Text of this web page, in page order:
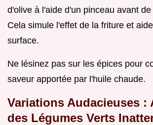
d'olive à l'aide d'un pinceau avant
Cela simule l'effet de la friture et
surface.
Ne lésinez pas sur les épices pour
saveur apportée par l'huile chaude.
Variations Audacieuses :
des Légumes Verts